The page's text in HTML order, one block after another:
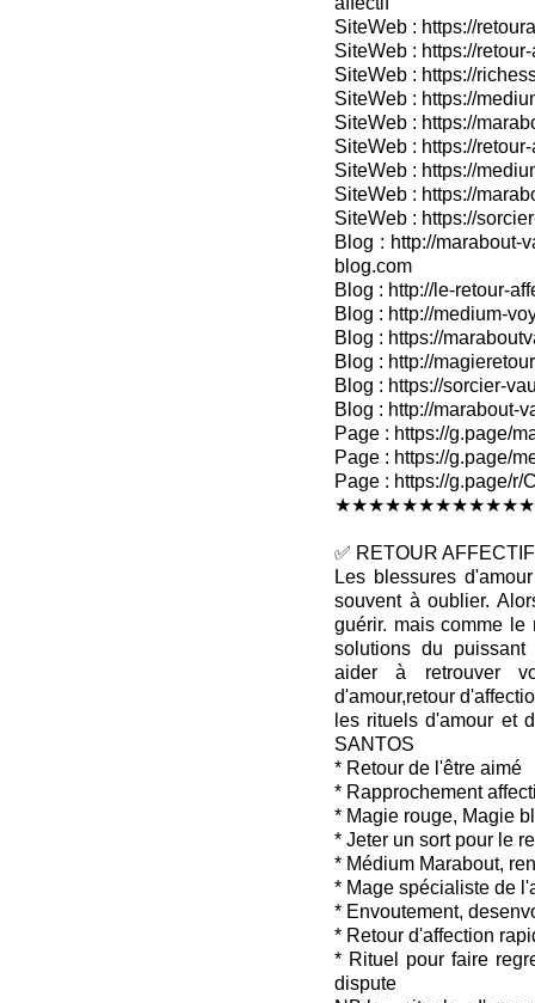
SiteWeb : https://
SiteWeb : https://
SiteWeb : https://
SiteWeb : https://
SiteWeb : https://
SiteWeb : https://
SiteWeb : https://
SiteWeb : https://
SiteWeb : https://
Blog : http://marabout-
blog.com
Blog : http://le-retour-
Blog : http://medium-
Blog : https://
Blog : http://
Blog : https://sorcier-
Blog : http://marabout-
Page : https://g.page/
Page : https://g.page/
Page : https://g.page/
✅ RETOUR
Les blessures
souvent à oublier.
guérir. mais comme le
solutions du
aider à retrouver
d'amour,retour
les rituels d'amour et
SANTOS
* Retour de l'être aimé
* Rapprochement
* Magie rouge, Magie
* Jeter un sort pour le
* Médium Marabout,
* Mage spécialiste de
* Envoutement,
* Retour d'affection
* Rituel pour faire
dispute